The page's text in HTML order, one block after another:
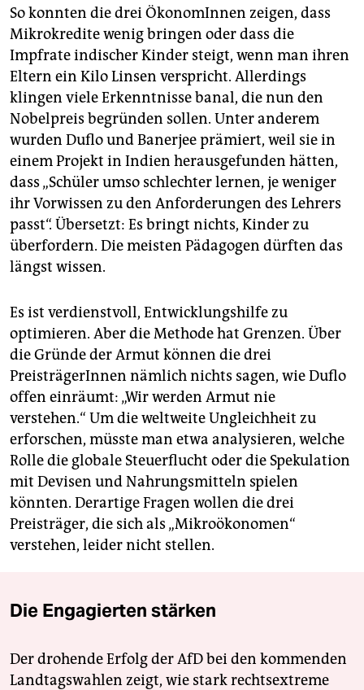
So konnten die drei ÖkonomInnen zeigen, dass
Mikrokredite wenig bringen oder dass die
Impfrate indischer Kinder steigt, wenn man ihren
Eltern ein Kilo Linsen verspricht. Allerdings
klingen viele Erkenntnisse banal, die nun den
Nobelpreis begründen sollen. Unter anderem
wurden Duflo und Banerjee prämiert, weil sie in
einem Projekt in Indien herausgefunden hätten,
dass „Schüler umso schlechter lernen, je weniger
ihr Vorwissen zu den Anforderungen des Lehrers
passt“. Übersetzt: Es bringt nichts, Kinder zu
überfordern. Die meisten Pädagogen dürften das
längst wissen.
Es ist verdienstvoll, Entwicklungshilfe zu
optimieren. Aber die Methode hat Grenzen. Über
die Gründe der Armut können die drei
PreisträgerInnen nämlich nichts sagen, wie Duflo
offen einräumt: „Wir werden Armut nie
verstehen.“ Um die weltweite Ungleichheit zu
erforschen, müsste man etwa analysieren, welche
Rolle die globale Steuerflucht oder die Spekulation
mit Devisen und Nahrungsmitteln spielen
könnten. Derartige Fragen wollen die drei
Preisträger, die sich als „Mikroökonomen“
verstehen, leider nicht stellen.
Die Engagierten stärken
Der drohende Erfolg der AfD bei den kommenden
Landtagswahlen zeigt, wie stark rechtsextreme